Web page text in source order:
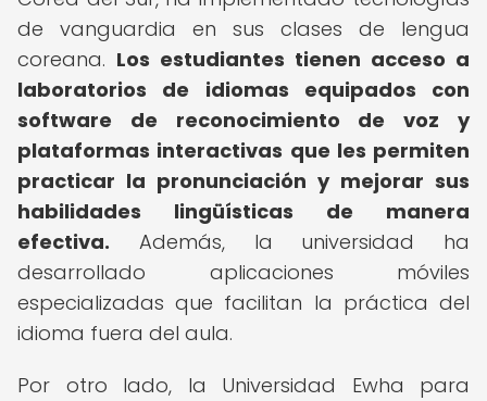
de vanguardia en sus clases de lengua
coreana. Los estudiantes tienen acceso a
laboratorios de idiomas equipados con
software de reconocimiento de voz y
plataformas interactivas que les permiten
practicar la pronunciación y mejorar sus
habilidades lingüísticas de manera
efectiva. Además, la universidad ha
desarrollado aplicaciones móviles
especializadas que facilitan la práctica del
idioma fuera del aula.
Por otro lado, la Universidad Ewha para